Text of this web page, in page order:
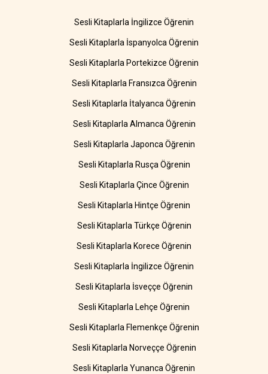
Sesli Kitaplarla İngilizce Öğrenin
Sesli Kitaplarla İspanyolca Öğrenin
Sesli Kitaplarla Portekizce Öğrenin
Sesli Kitaplarla Fransızca Öğrenin
Sesli Kitaplarla İtalyanca Öğrenin
Sesli Kitaplarla Almanca Öğrenin
Sesli Kitaplarla Japonca Öğrenin
Sesli Kitaplarla Rusça Öğrenin
Sesli Kitaplarla Çince Öğrenin
Sesli Kitaplarla Hintçe Öğrenin
Sesli Kitaplarla Türkçe Öğrenin
Sesli Kitaplarla Korece Öğrenin
Sesli Kitaplarla İngilizce Öğrenin
Sesli Kitaplarla İsveççe Öğrenin
Sesli Kitaplarla Lehçe Öğrenin
Sesli Kitaplarla Flemenkçe Öğrenin
Sesli Kitaplarla Norveççe Öğrenin
Sesli Kitaplarla Yunanca Öğrenin